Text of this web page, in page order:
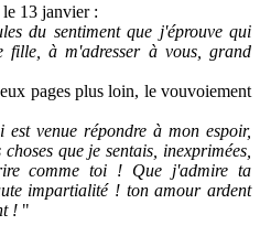
13 janvier :
du sentiment que j'éprouve qui
fille, à m'adresser à vous, grand
pages plus loin, le vouvoiement
venue répondre à mon espoir,
que je sentais, inexprimées,
comme toi ! Que j'admire ta
impartialité ! ton amour ardent
! "